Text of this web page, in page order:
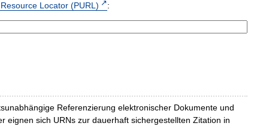
Locator (PURL) :
Referenzierung elektronischer Dokumente und
eignen sich URNs zur dauerhaft sichergestellten Zitation in